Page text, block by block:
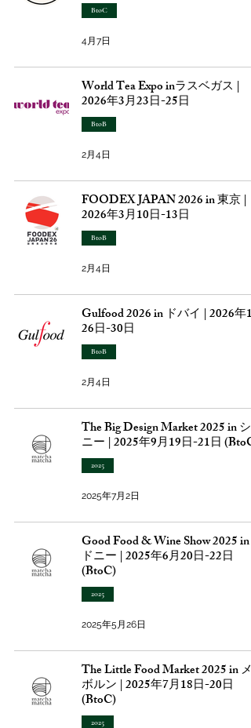
BtoC
4月7日
World Tea Expo inラスベガス |
2026年3月23日-25日
BtoB
2月4日
FOODEX JAPAN 2026 in 東京 |
2026年3月10日-13日
BtoB
2月4日
Gulfood 2026 in ドバイ | 2026年1
26日-30日
BtoB
2月4日
The Big Design Market 2025 in シ
ニー | 2025年9月19日-21日 (BtoC)
2025
2025年7月2日
Good Food & Wine Show 2025 in
ドニー | 2025年6月20日-22日
(BtoC)
2025
2025年5月26日
The Little Food Market 2025 in メ
ボルン | 2025年7月18日-20日
(BtoC)
2025